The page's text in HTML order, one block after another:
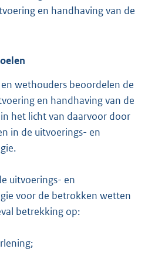
en handhaving van de
wethouders beoordelen de
en handhaving van de
het licht van daarvoor door
in de uitvoerings- en
uitvoerings- en
voor de betrokken wetten
betrekking op: